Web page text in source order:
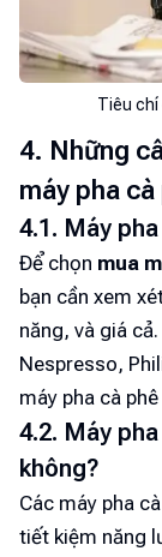
Tiêu chí
4. Những
máy pha
4.1. Máy
Để chọn mua
bạn cần xem
năng, và giá
Nespresso,
máy pha cà
4.2. Máy
không?
Các máy pha
tiết kiệm năng